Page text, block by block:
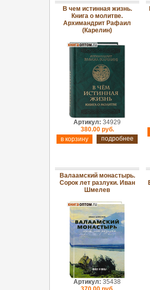
В чем истинная жизнь.
Книга о молитве.
Архимандрит Рафаил
(Карелин)
Артикул: 34929
380.00 руб.
подробнее
Валаамский монастырь.
Сорок лет разлуки. Иван
Шмелев
Артикул: 35438